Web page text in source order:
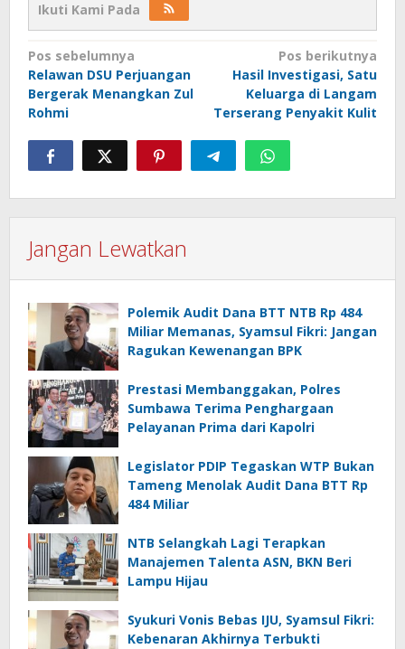
Ikuti Kami Pada
Navigasi
pos
Pos sebelumnya
Relawan DSU Perjuangan
Bergerak Menangkan Zul
Rohmi
Pos berikutnya
Hasil Investigasi, Satu
Keluarga di Langam
Terserang Penyakit Kulit
Jangan Lewatkan
Polemik Audit Dana BTT NTB Rp 484
Miliar Memanas, Syamsul Fikri: Jangan
Ragukan Kewenangan BPK
Prestasi Membanggakan, Polres
Sumbawa Terima Penghargaan
Pelayanan Prima dari Kapolri
Legislator PDIP Tegaskan WTP Bukan
Tameng Menolak Audit Dana BTT Rp
484 Miliar
NTB Selangkah Lagi Terapkan
Manajemen Talenta ASN, BKN Beri
Lampu Hijau
Syukuri Vonis Bebas IJU, Syamsul Fikri:
Kebenaran Akhirnya Terbukti